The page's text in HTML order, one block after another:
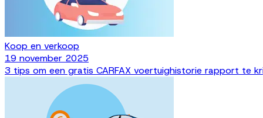
Koop en verkoop
19 november 2025
3 tips om een gratis CARFAX voertuighistorie rapport te